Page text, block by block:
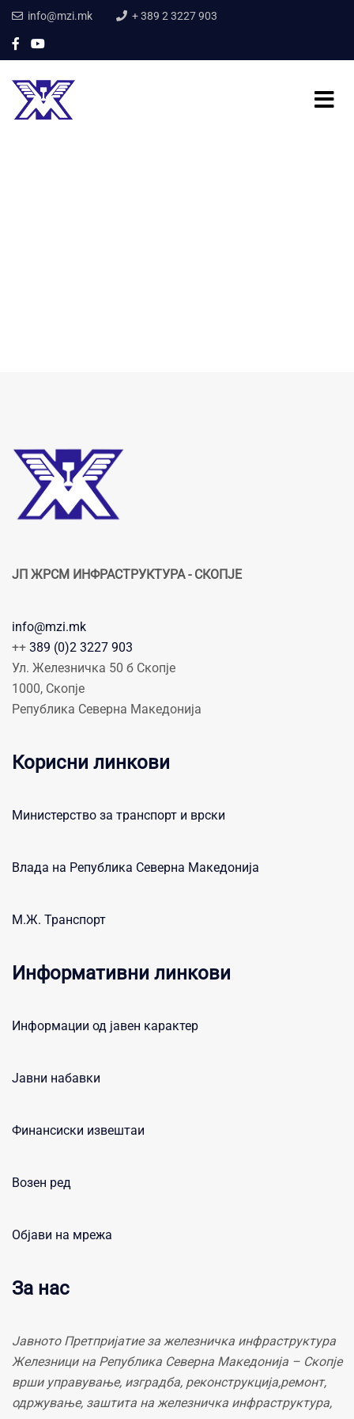
info@mzi.mk + 389 2 3227 903
ЈП ЖРСМ ИНФРАСТРУКТУРА - СКОПЈЕ
info@mzi.mk
++ 389 (0)2 3227 903
Ул. Железничка 50 б Скопје
1000, Скопје
Република Северна Македонија
Корисни линкови
Министерство за транспорт и врски
Влада на Република Северна Македонија
М.Ж. Транспорт
Информативни линкови
Информации од јавен карактер
Јавни набавки
Финансиски извештаи
Возен ред
Објави на мрежа
За нас
Јавното Претпријатие за железничка инфраструктура
Железници на Република Северна Македонија – Скопје
врши управување, изградба, реконструкција,ремонт,
одржување, заштита на железничка инфраструктура,